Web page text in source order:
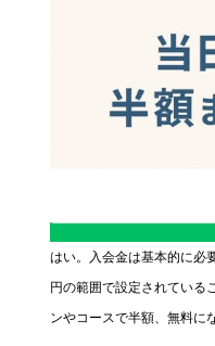
はい。入会金は基本的に必
円の範囲で設定されている
ンやコースで半額、無料に